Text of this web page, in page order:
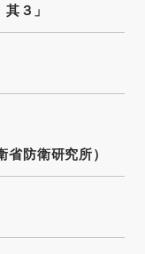
３」
防衛研究所）